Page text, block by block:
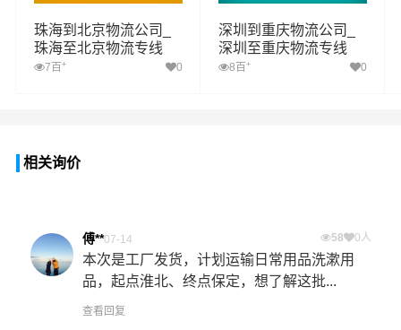
珠海到北京物流公司_
珠海至北京物流专线
7百 + 0
深圳到重庆物流公司_
深圳至重庆物流专线
8百 + 0
相关询价
傅**07-14 58 0人
本次是工厂发货，计划运输日常用品洗漱用
品，起点淮北、终点保定，想了解这批...
查看回复